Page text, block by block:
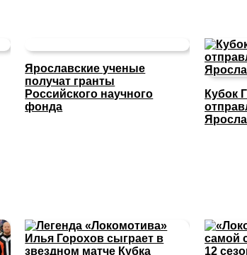
Ярославские ученые
получат гранты
Российского научного
фонда
Кубок